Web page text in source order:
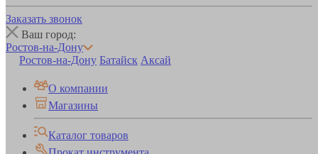
Заказать звонок
Ваш город:
Ростов-на-Дону
Ростов-на-Дону Батайск Аксай
О компании
Магазины
Каталог товаров